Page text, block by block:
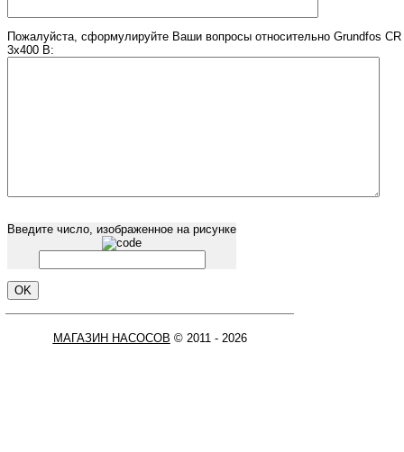
Пожалуйста, сформулируйте Ваши вопросы относительно Grundfos
3х400 В:
Введите число, изображенное на рисунке
МАГАЗИН НАСОСОВ © 2011 - 2026